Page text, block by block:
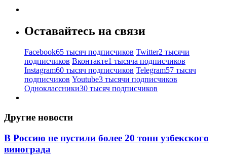
Оставайтесь на связи
Facebook65 тысяч подписчиков Twitter2 тысячи
подписчиков Вконтакте1 тысяча подписчиков
Instagram60 тысяч подписчиков Telegram57 тысяч
подписчиков Youtube3 тысячи подписчиков
Одноклассники30 тысяч подписчиков
Другие новости
В Россию не пустили более 20 тонн узбекского
винограда